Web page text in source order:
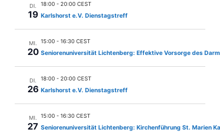
-
a
v
a
DI.
19
18:00 - 20:00 CEST
Karlshorst e.V. Dienstagstreff
MI.
20
15:00 - 16:30 CEST
Seniorenuniversität Lichtenberg: Effektive Vorsorge des
DI.
26
18:00 - 20:00 CEST
Karlshorst e.V. Dienstagstreff
MI.
27
15:00 - 16:30 CEST
Seniorenuniversität Lichtenberg: Kirchenführung St. Marien